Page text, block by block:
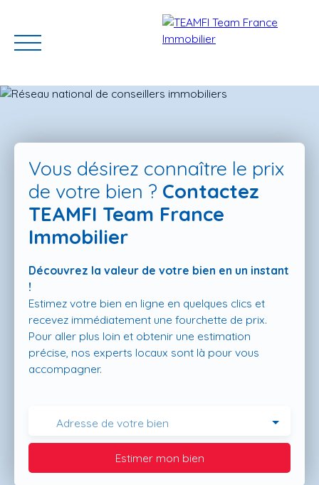
ACCUEIL ACHETER GERER VOTRE BIEN
Vous désirez connaître le prix
de votre bien ? Contactez
TEAMFI Team France
Immobilier
Découvrez la valeur de votre bien en un instant
!
Estimez votre bien en ligne en quelques clics et
recevez immédiatement une fourchette de prix.
Pour aller plus loin et obtenir une estimation
précise, nos experts locaux sont là pour vous
accompagner.
Adresse de votre bien
Estimer mon bien